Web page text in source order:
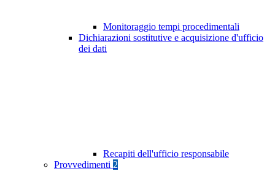
Monitoraggio tempi procedimentali
Dichiarazioni sostitutive e acquisizione d'ufficio
dei dati
Recapiti dell'ufficio responsabile
Provvedimenti 2